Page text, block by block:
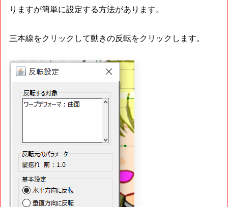
りますが簡単に設定する方法があります。
三本線をクリックして動きの反転をクリックします。